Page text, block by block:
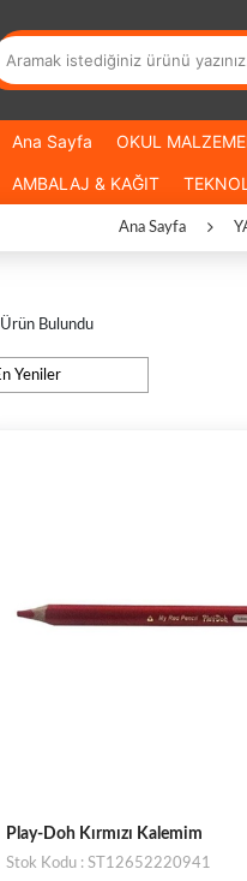
Ana Sayfa OKUL
AMBALAJ & KAĞIT
Ana Sayfa
Ürün Bulundu
Play-Doh Kırmızı Kalemim
Stok Kodu : ST12652220941